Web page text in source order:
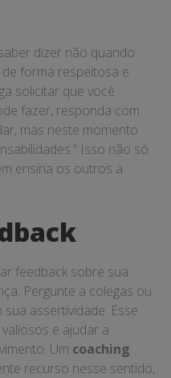
dizer não quando
forma respeitosa e
solicitar que você
fazer, responda com
mas neste momento
Isso não só
ensina os outros a
feedback sobre sua
Pergunte a colegas ou
assertividade. Esse
e ajudar a
Um coaching
recurso nesse sentido,